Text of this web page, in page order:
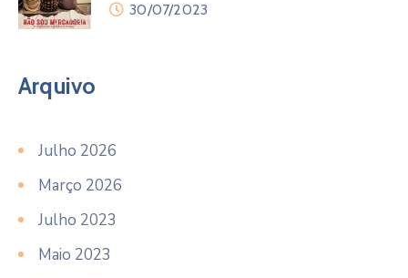
30/07/2023
Arquivo
Julho 2026
Março 2026
Julho 2023
Maio 2023